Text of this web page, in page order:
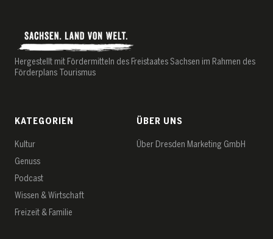
Hergestellt mit Fördermitteln des Freistaates Sachsen im Rahmen des
Förderplans Tourismus
KATEGORIEN
Kultur
Genuss
Podcast
Wissen & Wirtschaft
Freizeit & Familie
ÜBER UNS
Über Dresden Marketing GmbH